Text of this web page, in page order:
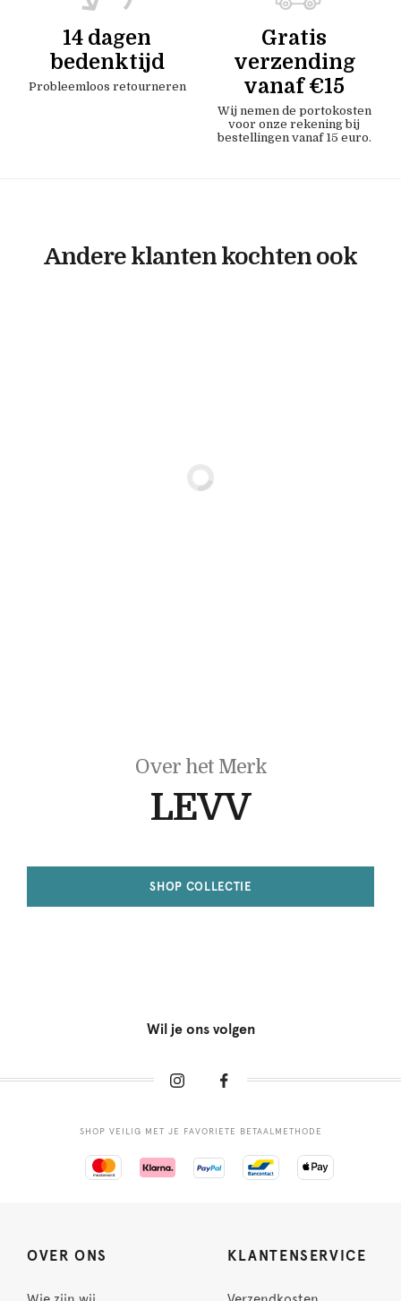
14 dagen
bedenktijd
Probleemloos retourneren
Gratis
verzending
vanaf €15
Wij nemen de portokosten
voor onze rekening bij
bestellingen vanaf 15 euro.
Andere klanten kochten ook
Over het Merk
LEVV
SHOP COLLECTIE
Wil je ons volgen
SHOP VEILIG MET JE FAVORIETE BETAALMETHODE
OVER ONS KLANTENSERVICE